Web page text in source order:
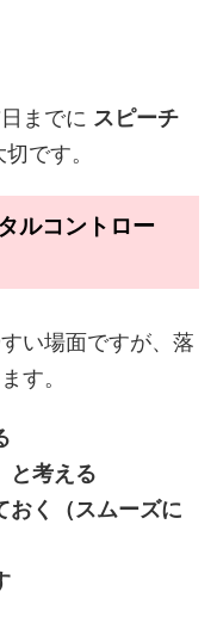
までに スピーチ
です。
ルコントロー
い場面ですが、落
す。
と考える
おく（スムーズに